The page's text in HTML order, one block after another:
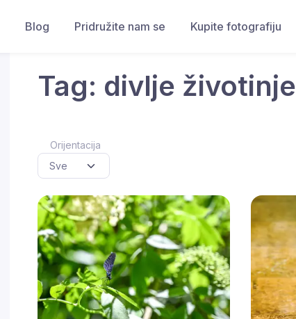
Blog Pridružite nam se Kupite fotografiju
Tag: divlje životinje
Orijentacija